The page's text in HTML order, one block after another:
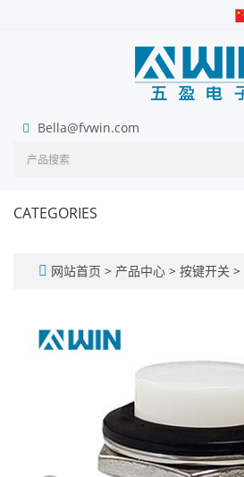
Bella@fvwin.com
CATEGORIES
网站首页 > 产品中心 > 按键开关 >